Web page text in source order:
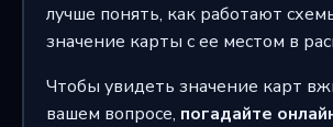
лучше понять, как работают
значение карты с ее местом в
Чтобы увидеть значение карт
вашем вопросе, погадайте